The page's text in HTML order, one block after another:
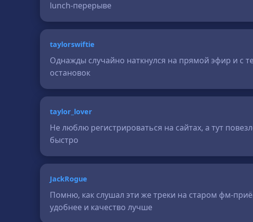
lunch-перерыве
taylorswiftie
Однажды случайно наткнулся на прямой эфир и с
остановок
taylor_lover
Не люблю регистрироваться на сайтах, а тут
быстро
JackRogue
Помню, как слушал эти же треки на старом фм-
удобнее и качество лучше